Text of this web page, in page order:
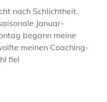
nach Schlichtheit.
Januar-
begann meine
meinen Coaching-
fiel